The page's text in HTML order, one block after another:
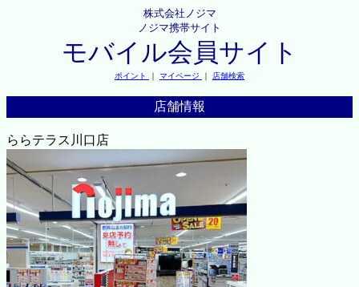
株式会社ノジマ
ノジマ携帯サイト
モバイル会員サイト
ポイント ｜ マイページ ｜ 店舗検索
店舗情報
ららテラス川口店